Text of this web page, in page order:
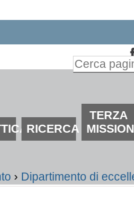
Inserire il
RICERCA
TERZA
› Dipartimento di